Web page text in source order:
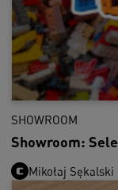
SHOWROOM
Showroom:
Mikołaj Sękalski